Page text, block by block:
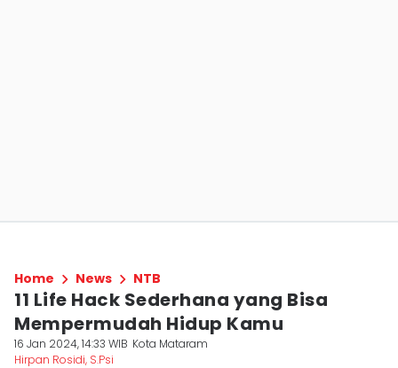
Home News NTB
11 Life Hack Sederhana yang Bisa
Mempermudah Hidup Kamu
16 Jan 2024, 14:33 WIB Kota Mataram
Hirpan Rosidi, S.Psi